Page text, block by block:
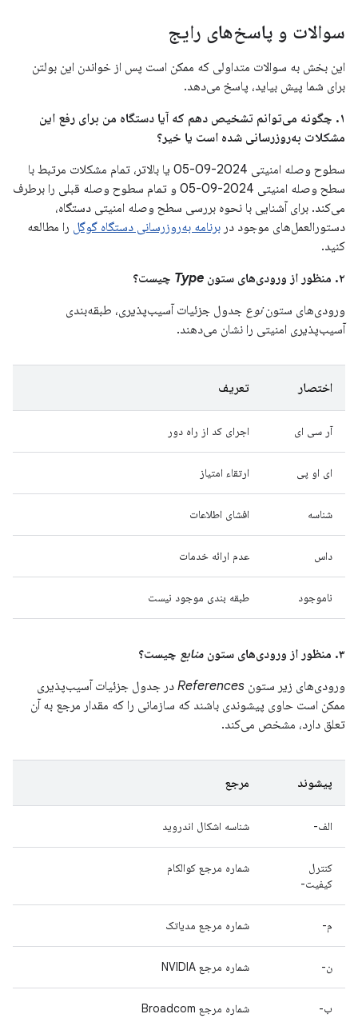
سوالات و پاسخ‌های رایج
این بخش به سوالات متداولی که ممکن است پس از خواندن این بولتن
برای شما پیش بیاید، پاسخ می‌دهد.
۱. چگونه می‌توانم تشخیص دهم که آیا دستگاه من برای رفع این
مشکلات به‌روزرسانی شده است یا خیر؟
سطوح وصله امنیتی 2024-09-05 یا بالاتر، تمام مشکلات مرتبط با
سطح وصله امنیتی 2024-09-05 و تمام سطوح وصله قبلی را برطرف
می‌کند. برای آشنایی با نحوه بررسی سطح وصله امنیتی دستگاه،
دستورالعمل‌های موجود در برنامه به‌روزرسانی دستگاه گوگل را مطالعه
کنید.
۲. منظور از ورودی‌های ستون
Type چیست؟
ورودی‌های ستوننوع جدول جزئیات آسیب‌پذیری، طبقه‌بندی
آسیب‌پذیری امنیتی را نشان می‌دهند.
اختصار تعریف
آر سی ای اجرای کد از راه دور
ای او پی ارتقاء امتیاز
شناسه افشای اطلاعات
داس عدم ارائه خدمات
ناموجود طبقه بندی موجود نیست
۳. منظور از ورودی‌های ستون منابع چیست؟
ورودی‌های زیر ستون References در جدول جزئیات آسیب‌پذیری
ممکن است حاوی پیشوندی باشند که سازمانی را که مقدار مرجع به آن
تعلق دارد، مشخص می‌کند.
پیشوند مرجع
الف- شناسه اشکال اندروید
کنترل
کیفیت-
شماره مرجع کوالکام
م- شماره مرجع مدیاتک
ن- شماره مرجع NVIDIA
ب- شماره مرجع Broadcom